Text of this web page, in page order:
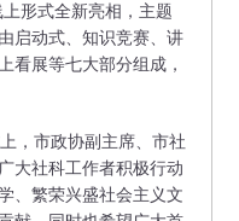
形式全新亮相，主题
启动式、知识竞赛、讲
看展等七大部分组成，
市政协副主席、市社
大社科工作者积极行动
、繁荣兴盛社会主义文